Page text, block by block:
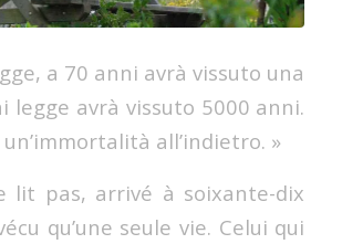
a 70 anni avrà vissuto una
legge avrà vissuto 5000 anni.
all’indietro. »
lit pas, arrivé à soixante-dix
qu’une seule vie. Celui qui